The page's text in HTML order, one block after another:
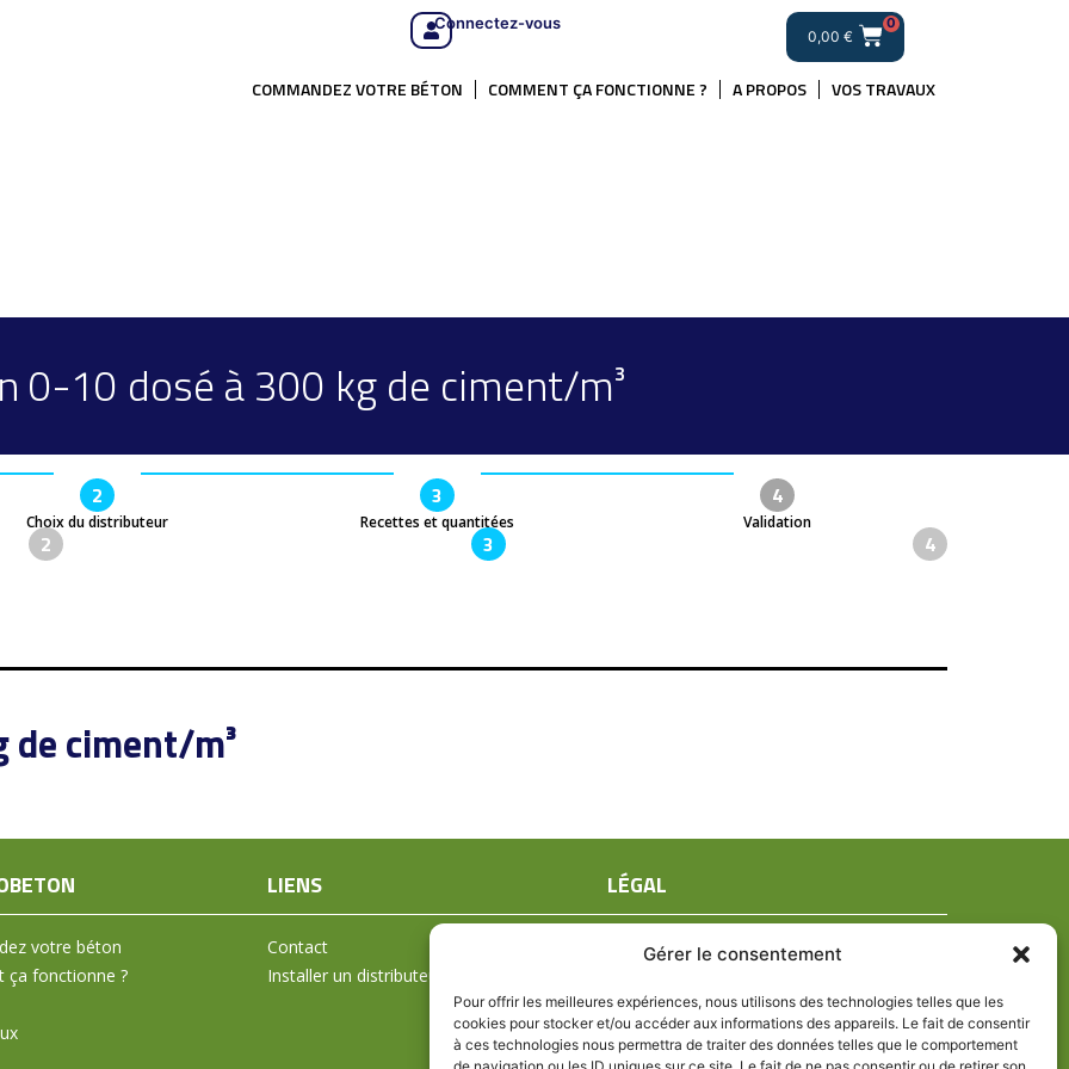
Gérer le consentement
Pour offrir les meilleures expériences, nous utilisons des technologies telles que les
cookies pour stocker et/ou accéder aux informations des appareils. Le fait de consentir
à ces technologies nous permettra de traiter des données telles que le comportement
Connectez-vous
0,00 €
0
COMMANDEZ VOTRE BÉTON COMMENT ÇA FONCTIONNE ? A PROPOS VOS TRAVAUX
0-10 dosé à 300 kg de ciment/m³
2
Choix du distributeur
3
Recettes et quantitées
4
Validation
2 3 4
de ciment/m³
votre béton
ça fonctionne ?
LIENS
Contact
Installer un distributeur
LÉGAL
Mentions légales
Politique de confidentialité
Politique de cookies (UE)